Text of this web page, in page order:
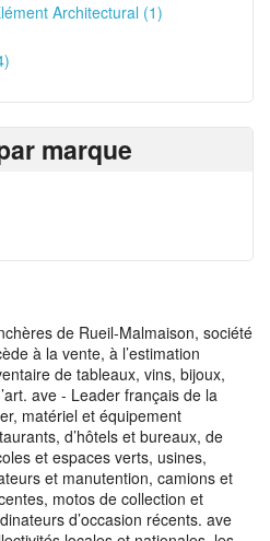
Architectural (1)
marque
de Rueil-Malmaison, société
à la vente, à l’estimation
de tableaux, vins, bijoux,
ave - Leader français de la
matériel et équipement
d’hôtels et bureaux, de
et espaces verts, usines,
et manutention, camions et
motos de collection et
d’occasion récents. ave